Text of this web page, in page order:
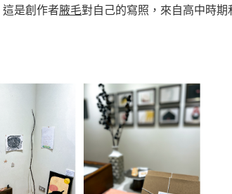
是創作者腋毛對自己的寫照，來自高中時期